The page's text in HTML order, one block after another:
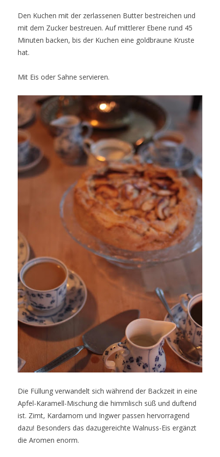
Den Kuchen mit der zerlassenen Butter bestreichen und
mit dem Zucker bestreuen. Auf mittlerer Ebene rund 45
Minuten backen, bis der Kuchen eine goldbraune Kruste
hat.
Mit Eis oder Sahne servieren.
Die Füllung verwandelt sich während der Backzeit in eine
Apfel-Karamell-Mischung die himmlisch süß und duftend
ist. Zimt, Kardamom und Ingwer passen hervorragend
dazu! Besonders das dazugereichte Walnuss-Eis ergänzt
die Aromen enorm.